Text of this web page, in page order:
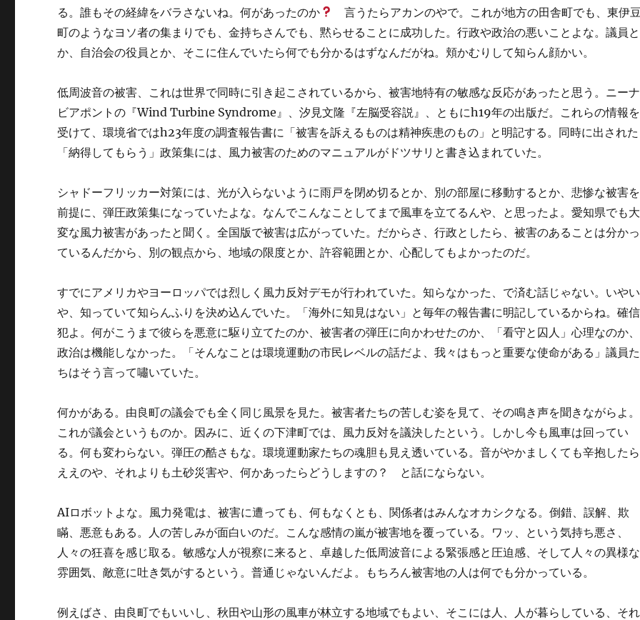
る。誰もその経緯をバラさないね。何があったのか
言うたらアカンのやで。これが地方の田舎町でも、東伊
町のようなヨソ者の集まりでも、金持ちさんでも、黙らせることに成功した。行政や政治の悪いことよな。議員と
か、自治会の役員とか、そこに住んでいたら何でも分かるはずなんだがね。頬かむりして知らん顔かい。
低周波音の被害、これは世界で同時に引き起こされているから、被害地特有の敏感な反応があったと思う。ニーナ
ビアポントの『Wind Turbine Syndrome』、汐見文隆『左脳受容説』、ともにh19年の出版だ。これらの情報を
受けて、環境省ではh23年度の調査報告書に「被害を訴えるものは精神疾患のもの」と明記する。同時に出された
「納得してもらう」政策集には、風力被害のためのマニュアルがドツサリと書き込まれていた。
シャドーフリッカー対策には、光が入らないように雨戸を閉め切るとか、別の部屋に移動するとか、悲惨な被害を
前提に、弾圧政策集になっていたよな。なんでこんなことしてまで風車を立てるんや、と思ったよ。愛知県でも大
変な風力被害があったと聞く。全国版で被害は広がっていた。だからさ、行政としたら、被害のあることは分かっ
ているんだから、別の観点から、地域の限度とか、許容範囲とか、心配してもよかったのだ。
すでにアメリカやヨーロッパでは烈しく風力反対デモが行われていた。知らなかった、で済む話じゃない。いやい
や、知っていて知らんふりを決め込んでいた。「海外に知見はない」と毎年の報告書に明記しているからね。確信
犯よ。何がこうまで彼らを悪意に駆り立てたのか、被害者の弾圧に向かわせたのか、「看守と囚人」心理なのか、
政治は機能しなかった。「そんなことは環境運動の市民レベルの話だよ、我々はもっと重要な使命がある」議員た
ちはそう言って嘯いていた。
何かがある。由良町の議会でも全く同じ風景を見た。被害者たちの苦しむ姿を見て、その鳴き声を聞きながらよ。
これが議会というものか。因みに、近くの下津町では、風力反対を議決したという。しかし今も風車は回ってい
る。何も変わらない。弾圧の酷さもな。環境運動家たちの魂胆も見え透いている。音がやかましくても辛抱したら
ええのや、それよりも土砂災害や、何かあったらどうしますの？ と話にならない。
AIロボットよな。風力発電は、被害に遭っても、何もなくとも、関係者はみんなオカシクなる。倒錯、誤解、欺
瞞、悪意もある。人の苦しみが面白いのだ。こんな感情の嵐が被害地を覆っている。ワッ、という気持ち悪さ、
人々の狂喜を感じ取る。敏感な人が視察に来ると、卓越した低周波音による緊張感と圧迫感、そして人々の異様な
雰囲気、敵意に吐き気がするという。普通じゃないんだよ。もちろん被害地の人は何でも分かっている。
例えばさ、由良町でもいいし、秋田や山形の風車が林立する地域でもよい、そこには人、人が暮らしている、それ